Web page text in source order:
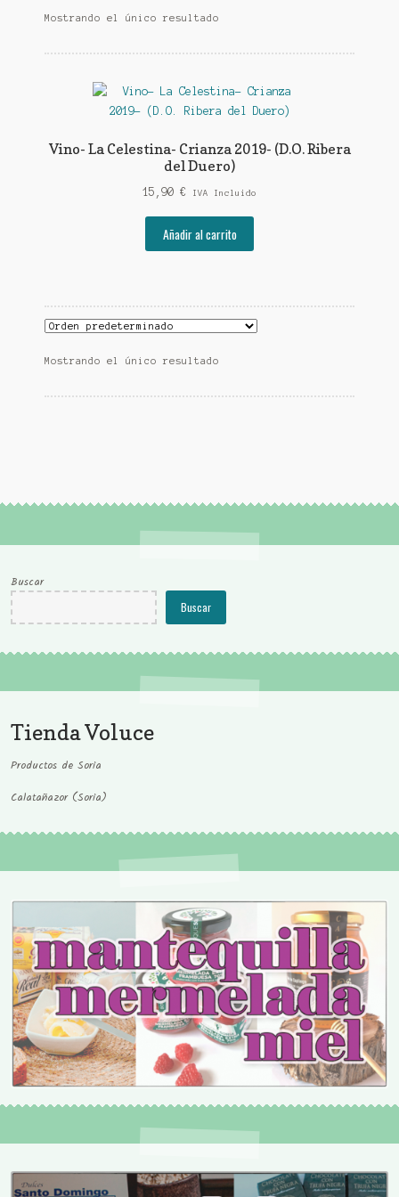
Mostrando el único resultado
Vino- La Celestina- Crianza 2019- (D.O. Ribera
del Duero)
15,90 € IVA Incluido
Añadir al carrito
Mostrando el único resultado
Buscar
Buscar
Tienda Voluce
Productos de Soria
Calatañazor (Soria)